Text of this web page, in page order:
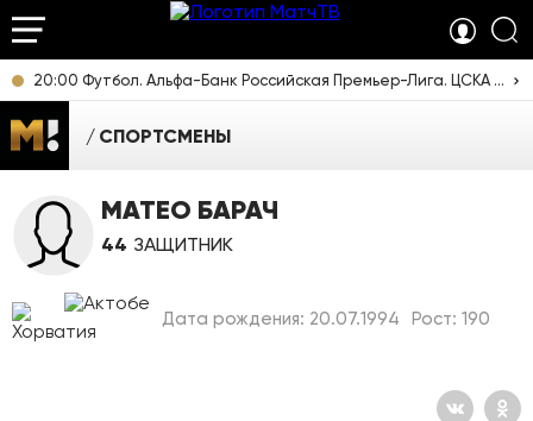
20:00 Футбол. Альфа-Банк Российская Премьер-Лига. ЦСКА - "Ростов" (Ростов-на-Дону). Прямая трансляция
СПОРТСМЕНЫ
МАТЕО БАРАЧ
44 ЗАЩИТНИК
Дата рождения: 20.07.1994 Рост: 190